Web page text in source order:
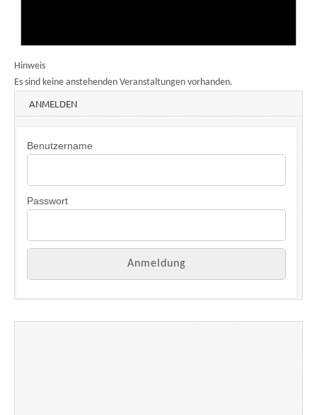
Hinweis
Es sind keine anstehenden Veranstaltungen vorhanden.
ANMELDEN
Benutzername
Passwort